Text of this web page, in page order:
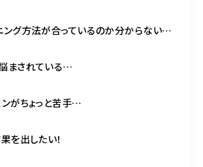
グ方法が合っているのか分からない…
まされている…
がちょっと苦手…
を出したい！